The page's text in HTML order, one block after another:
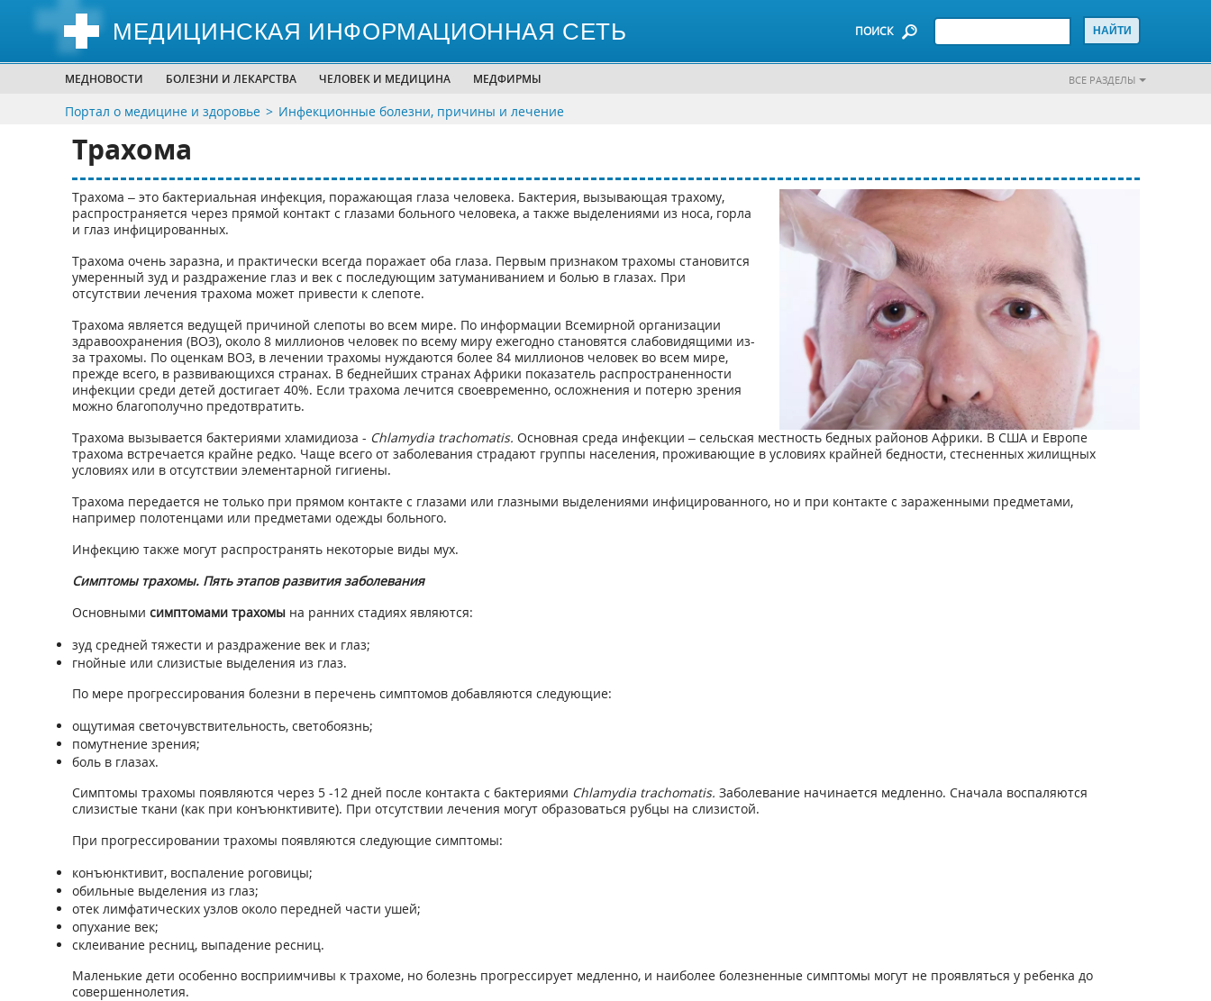
МЕДИЦИНСКАЯ ИНФОРМАЦИОННАЯ СЕТЬ ПОИСК
МЕДНОВОСТИ БОЛЕЗНИ И ЛЕКАРСТВА ЧЕЛОВЕК И МЕДИЦИНА МЕДФИРМЫ ВСЕ РАЗДЕЛЫ
Портал о медицине и здоровье Инфекционные болезни, причины и лечение
Трахома
Трахома – это бактериальная инфекция, поражающая глаза человека. Бактерия, вызывающая трахому,
распространяется через прямой контакт с глазами больного человека, а также выделениями из носа, горла
и глаз инфицированных.
Трахома очень заразна, и практически всегда поражает оба глаза. Первым признаком трахомы становится
умеренный зуд и раздражение глаз и век с последующим затуманиванием и болью в глазах. При
отсутствии лечения трахома может привести к слепоте.
Трахома является ведущей причиной слепоты во всем мире. По информации Всемирной организации
здравоохранения (ВОЗ), около 8 миллионов человек по всему миру ежегодно становятся слабовидящими из-
за трахомы. По оценкам ВОЗ, в лечении трахомы нуждаются более 84 миллионов человек во всем мире,
прежде всего, в развивающихся странах. В беднейших странах Африки показатель распространенности
инфекции среди детей достигает 40%. Если трахома лечится своевременно, осложнения и потерю зрения
можно благополучно предотвратить.
Трахома вызывается бактериями хламидиоза - Chlamydia trachomatis. Основная среда инфекции – сельская местность бедных районов Африки. В США и Европе
трахома встречается крайне редко. Чаще всего от заболевания страдают группы населения, проживающие в условиях крайней бедности, стесненных жилищных
условиях или в отсутствии элементарной гигиены.
Трахома передается не только при прямом контакте с глазами или глазными выделениями инфицированного, но и при контакте с зараженными предметами,
например полотенцами или предметами одежды больного.
Инфекцию также могут распространять некоторые виды мух.
Симптомы трахомы. Пять этапов развития заболевания
Основными симптомами трахомына ранних стадиях являются:
зуд средней тяжести и раздражение век и глаз;
гнойные или слизистые выделения из глаз.
По мере прогрессирования болезни в перечень симптомов добавляются следующие:
ощутимая светочувствительность, светобоязнь;
помутнение зрения;
боль в глазах.
Симптомы трахомы появляются через 5 -12 дней после контакта с бактериями Chlamydia trachomatis. Заболевание начинается медленно. Сначала воспаляются
слизистые ткани (как при конъюнктивите). При отсутствии лечения могут образоваться рубцы на слизистой.
При прогрессировании трахомы появляются следующие симптомы:
конъюнктивит, воспаление роговицы;
обильные выделения из глаз;
отек лимфатических узлов около передней части ушей;
опухание век;
склеивание ресниц, выпадение ресниц.
Маленькие дети особенно восприимчивы к трахоме, но болезнь прогрессирует медленно, и наиболее болезненные симптомы могут не проявляться у ребенка до
совершеннолетия.